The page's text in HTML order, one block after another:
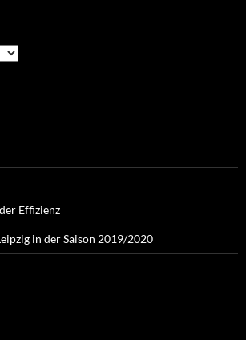
Effizienz
in der Saison 2019/2020